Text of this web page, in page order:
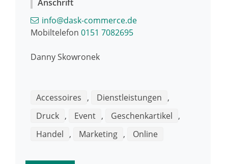
Anschrift
info@dask-commerce.de
Mobiltelefon 0151 7082695
DannySkowronek
Accessoires , Dienstleistungen ,
Druck , Event , Geschenkartikel ,
Handel , Marketing , Online